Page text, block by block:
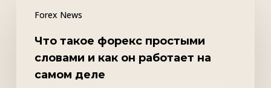
Forex News
такое
Что такое форекс простыми
словами и как он работает на
самом деле